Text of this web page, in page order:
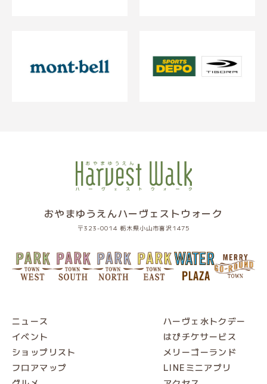
おやまゆうえんハーヴェストウォーク
〒323-0014 栃木県小山市喜沢1475
ニュース
イベント
ショップリスト
フロアマップ
ハーヴェ水トクデー
はぴチケサービス
メリーゴーランド
LINEミニアプリ